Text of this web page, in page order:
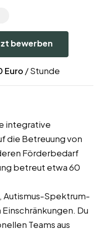
bewerben
Euro / Stunde
integrative
die Betreuung von
Förderbedarf
betreut etwa 60
Autismus-Spektrum-
Du
Teams aus